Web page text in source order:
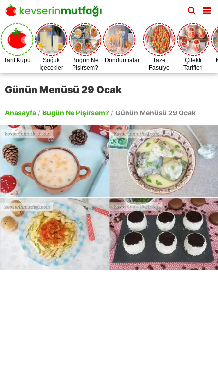
Tarif Küpü
Soğuk
İçecekler
Bugün Ne
Pişirsem?
Dondurmalar
Taze
Fasulye
Zamanı
Çilekli
Tarifleri
Günün Menüsü 29 Ocak
Anasayfa / Bugün Ne Pişirsem? / Günün Menüsü 29 Ocak